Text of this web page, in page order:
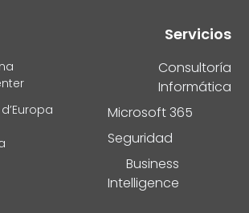
Servicios
Consultoría
Informática
Microsoft 365
Seguridad
Business
Intelligence